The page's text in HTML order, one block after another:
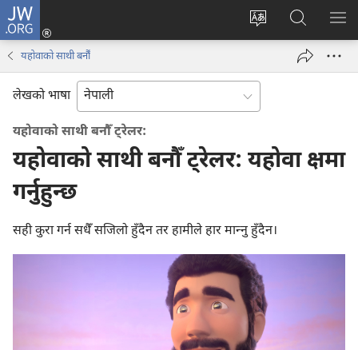
JW.ORG
वेब
परिवर्तन
गर्ने
प्रवेश
(ब्राउजरको
नयाँ
JW.ORG
मा
खोज्नुहोस्‌
मेनु
यहोवाको साथी बनौँ
लेखको भाषा
यहोवाको साथी बनौँ ट्रेलर:
यहोवाको साथी बनौँ ट्रेलर: यहोवा क्षमा
गर्नुहुन्छ
सही कुरा गर्न सधैँ सजिलो हुँदैन तर हामीले हार मान्‍नु हुँदैन।